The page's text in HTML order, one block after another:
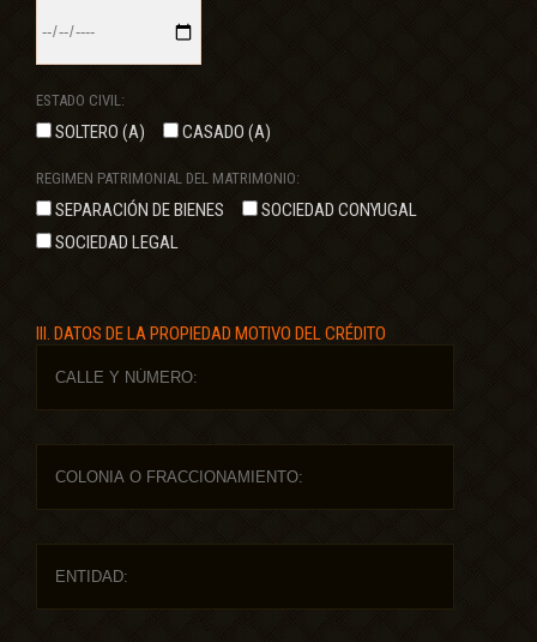
ESTADO CIVIL:
SOLTERO (A) CASADO (A)
REGIMEN PATRIMONIAL DEL MATRIMONIO:
SEPARACIÓN DE BIENES
SOCIEDAD CONYUGAL
SOCIEDAD LEGAL
III. DATOS DE LA PROPIEDAD MOTIVO DEL CRÉDITO